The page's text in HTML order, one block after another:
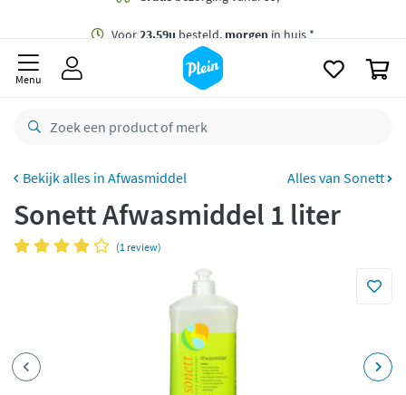
besteld,
retourneren
CO2 neutraal
Betaal met Klarna
Menu
Afwasmiddel Alles van Sonett
Sonett Afwasmiddel 1 liter
(1 review)